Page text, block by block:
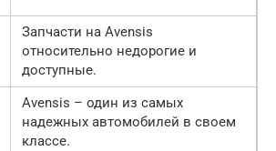
Запчасти на Avensis
относительно недорогие и
доступные.
Avensis – один из самых
надежных автомобилей в своем
классе.